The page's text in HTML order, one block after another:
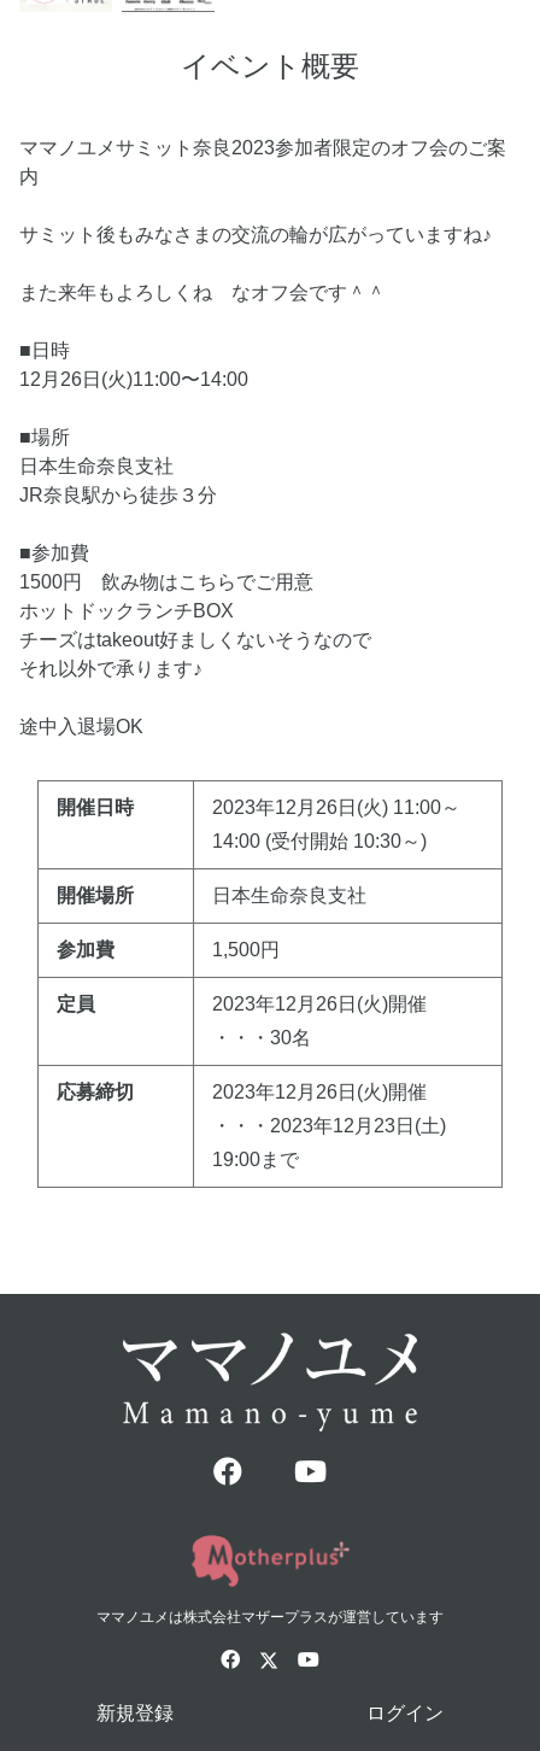
イベント概要
ママノユメサミット奈良2023参加者限定のオフ会のご案
内
サミット後もみなさまの交流の輪が広がっていますね♪
また来年もよろしくね なオフ会です＾＾
■日時
12月26日(火)11:00〜14:00
■場所
日本生命奈良支社
JR奈良駅から徒歩３分
■参加費
1500円 飲み物はこちらでご用意
ホットドックランチBOX
チーズはtakeout好ましくないそうなので
それ以外で承ります♪
途中入退場OK
開催日時
2023年12月26日(火) 11:00～
14:00 (受付開始 10:30～)
開催場所 日本生命奈良支社
参加費 1,500円
定員
2023年12月26日(火)開催
・・・30名
応募締切
2023年12月26日(火)開催
・・・2023年12月23日(土)
19:00まで
ママノユメは株式会社マザープラスが運営しています
新規登録 ログイン